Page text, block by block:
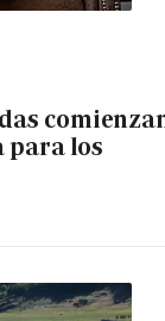
para los